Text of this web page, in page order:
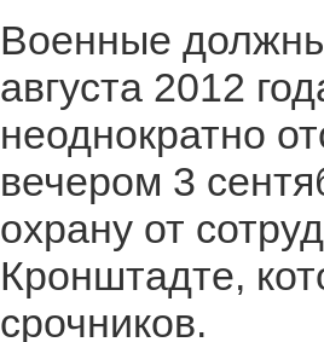
Военные
августа 2012
неоднократно
вечером 3
охрану от
Кронштадте,
срочников.